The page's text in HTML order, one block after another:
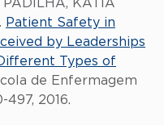
PADILHA, KÁTIA
Patient Safety in
by Leaderships
Types of
de Enfermagem
497, 2016.